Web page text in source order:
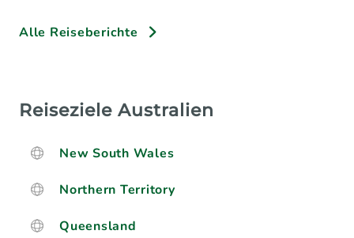
Alle Reiseberichte
Reiseziele Australien
New South Wales
Northern Territory
Queensland